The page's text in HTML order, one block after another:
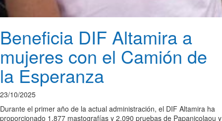
Beneficia DIF Altamira a
mujeres con el Camión de
la Esperanza
23/10/2025
Durante el primer año de la actual administración, el DIF Altamira ha
proporcionado 1,877 mastografías y 2,090 pruebas de Papanicolaou y